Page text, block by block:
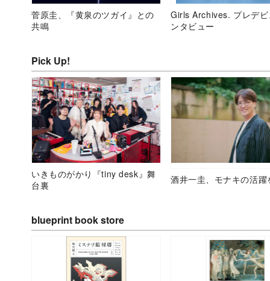
菅原圭、『黄泉のツガイ』との
共鳴
Girls Archives. プレデビ
ンタビュー
Pick Up!
いきものがかり『tiny desk』舞
台裏
酒井一圭、モナキの活躍
blueprint book store